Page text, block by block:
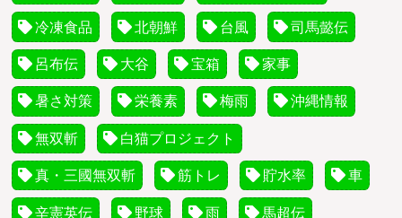
冷凍食品 北朝鮮 台風 司馬懿伝
呂布伝 大谷 宝箱 家事
暑さ対策 栄養素 梅雨 沖縄情報
無双斬 白猫プロジェクト
真・三國無双斬 筋トレ 貯水率 車
辛憲英伝 野球 雨 馬超伝